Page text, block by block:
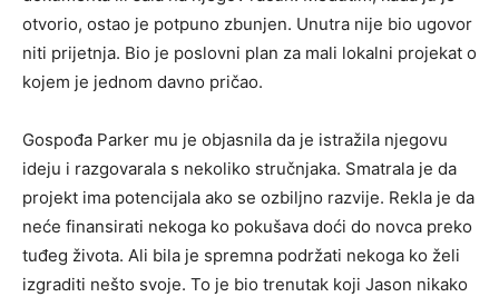
otvorio, ostao je potpuno zbunjen. Unutra nije bio ugovor
niti prijetnja. Bio je poslovni plan za mali lokalni projekat o
kojem je jednom davno pričao.
Gospođa Parker mu je objasnila da je istražila njegovu
ideju i razgovarala s nekoliko stručnjaka. Smatrala je da
projekt ima potencijala ako se ozbiljno razvije. Rekla je da
neće finansirati nekoga ko pokušava doći do novca preko
tuđeg života. Ali bila je spremna podržati nekoga ko želi
izgraditi nešto svoje. To je bio trenutak koji Jason nikako